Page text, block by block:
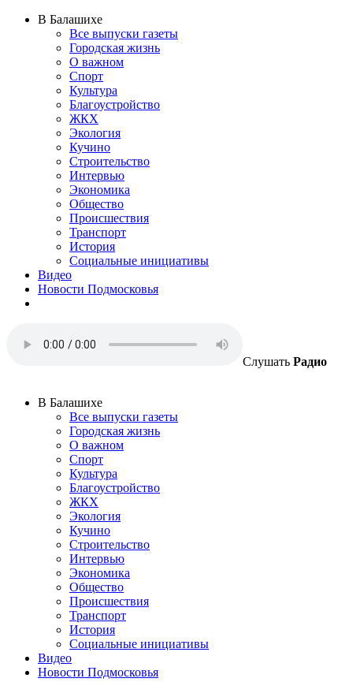
В Балашихе
Все выпуски газеты
Городская жизнь
О важном
Спорт
Культура
Благоустройство
ЖКХ
Экология
Кучино
Строительство
Интервью
Экономика
Общество
Происшествия
Транспорт
История
Социальные инициативы
Видео
Новости Подмосковья
Слушать Радио
В Балашихе
Все выпуски газеты
Городская жизнь
О важном
Спорт
Культура
Благоустройство
ЖКХ
Экология
Кучино
Строительство
Интервью
Экономика
Общество
Происшествия
Транспорт
История
Социальные инициативы
Видео
Новости Подмосковья